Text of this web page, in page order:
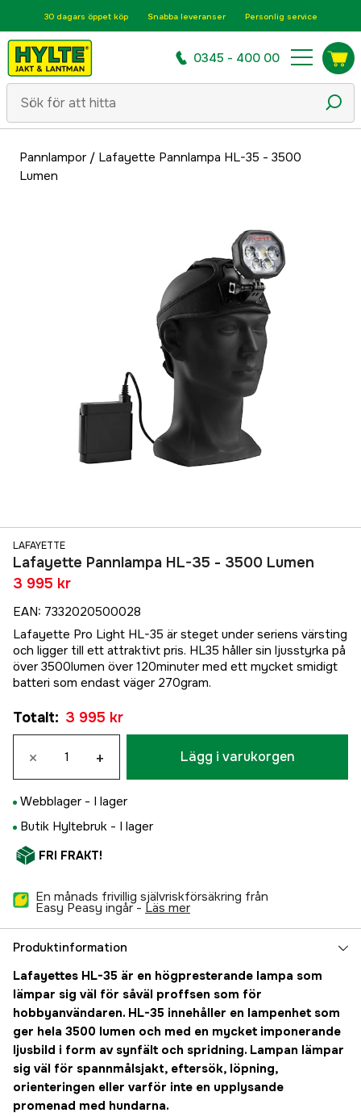
30 dagars öppet köp Snabba leveranser Personlig service
0345 - 400 00
Pannlampor/ Lafayette Pannlampa HL-35 - 3500
Lumen
LAFAYETTE
Lafayette Pannlampa HL-35 - 3500 Lumen
3 995 kr
EAN: 7332020500028
Lafayette Pro Light HL-35 är steget under seriens värsting
och ligger till ett attraktivt pris. HL35 håller sin ljusstyrka på
över 3500lumen över 120minuter med ett mycket smidigt
batteri som endast väger 270gram.
Totalt: 3 995 kr
× + Lägg i varukorgen
Webblager - I lager
Butik Hyltebruk - I lager
FRI FRAKT!
En månads frivillig självriskförsäkring från
Easy Peasy ingår - läs mer
Produktinformation
Lafayettes HL-35 är en högpresterande lampa som
lämpar sig väl för såväl proffsen som för
hobbyanvändaren. HL-35 innehåller en lampenhet som
ger hela 3500 lumen och med en mycket imponerande
ljusbild i form av synfält och spridning. Lampan lämpar
sig väl för spannmålsjakt, eftersök, löpning,
orienteringen eller varför inte en upplysande
promenad med hundarna.